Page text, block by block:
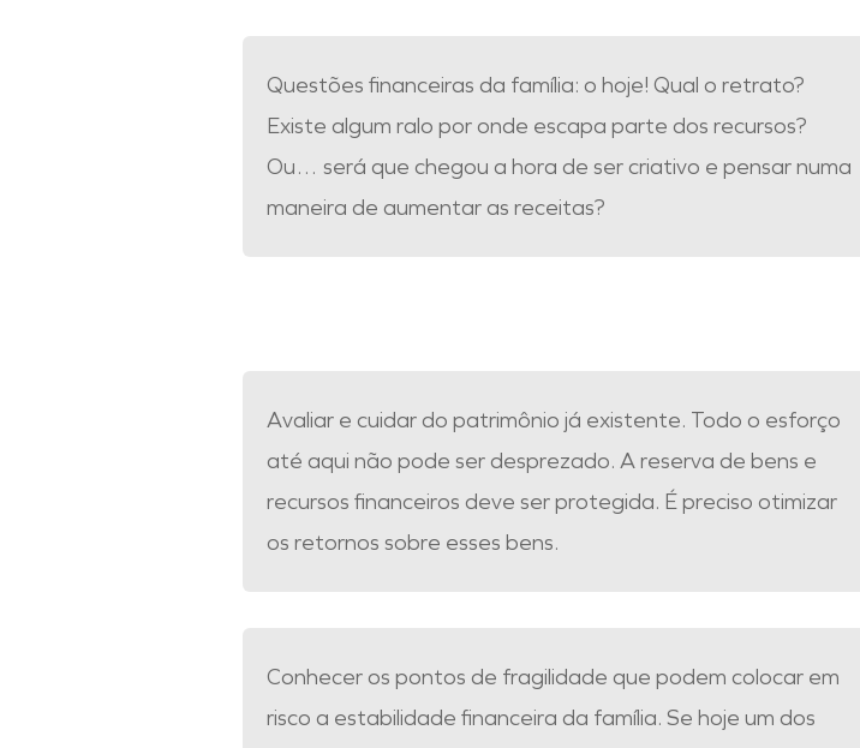
Questões financeiras da família: o hoje! Qual o retrato?
Existe algum ralo por onde escapa parte dos recursos?
Ou… será que chegou a hora de ser criativo e pensar numa
maneira de aumentar as receitas?
Avaliar e cuidar do patrimônio já existente. Todo o esforço
até aqui não pode ser desprezado. A reserva de bens e
recursos financeiros deve ser protegida. É preciso otimizar
os retornos sobre esses bens.
Conhecer os pontos de fragilidade que podem colocar em
risco a estabilidade financeira da família. Se hoje um dos